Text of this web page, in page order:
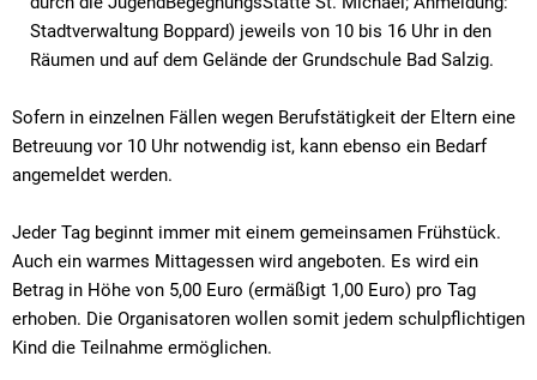
Stadtverwaltung Boppard) jeweils von 10 bis 16 Uhr in den
Räumen und auf dem Gelände der Grundschule Bad Salzig.
Sofern in einzelnen Fällen wegen Berufstätigkeit der Eltern eine
Betreuung vor 10 Uhr notwendig ist, kann ebenso ein Bedarf
angemeldet werden.
Jeder Tag beginnt immer mit einem gemeinsamen Frühstück.
Auch ein warmes Mittagessen wird angeboten. Es wird ein
Betrag in Höhe von 5,00 Euro (ermäßigt 1,00 Euro) pro Tag
erhoben. Die Organisatoren wollen somit jedem schulpflichtigen
Kind die Teilnahme ermöglichen.